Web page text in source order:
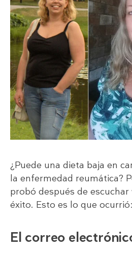
¿Puede una dieta baja en
la enfermedad reumática?
probó después de
éxito. Esto es lo que ocurrió:
El correo